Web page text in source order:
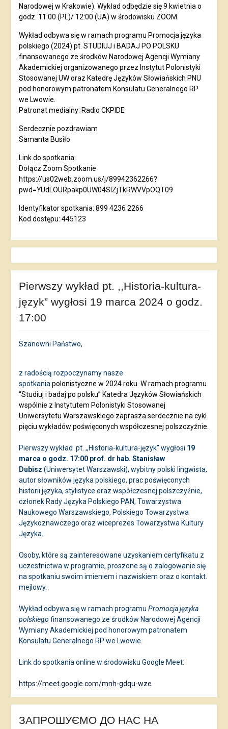
Narodowej w Krakowie). Wykład odbędzie się 9 kwietnia o
godz. 11:00 (PL)/ 12:00 (UA) w środowisku ZOOM.
Wykład odbywa się w ramach programu Promocja języka
polskiego (2024) pt. STUDIUJ i BADAJ PO POLSKU
finansowanego ze środków Narodowej Agencji Wymiany
Akademickiej organizowanego przez Instytut Polonistyki
Stosowanej UW oraz Katedrę Języków Słowiańskich PNU
pod honorowym patronatem Konsulatu Generalnego RP
we Lwowie.
Patronat medialny: Radio CKPIDE
Serdecznie pozdrawiam
Samanta Busiło
Link do spotkania:
Dołącz Zoom Spotkanie
https://us02web.zoom.us/j/89942362266?
pwd=YUdLOURpakp0UW04SlZjTkRWVVpOQT09
Identyfikator spotkania: 899 4236 2266
Kod dostępu: 445123
Pierwszy wykład pt. ,,Historia-kultura-
język” wygłosi 19 marca 2024 o godz.
17:00
Szanowni Państwo,
z radością rozpoczynamy nasze
spotkania polonistyczne w 2024 roku. W ramach programu
“Studiuj i badaj po polsku” Katedra Języków Słowiańskich
wspólnie z Instytutem Polonistyki Stosowanej
Uniwersytetu Warszawskiego zaprasza serdecznie na cykl
pięciu wykładów poświęconych współczesnej polszczyźnie.
Pierwszy wykład pt. ,,Historia-kultura-język” wygłosi 19
marca o godz. 17:00 prof. dr hab. Stanisław
Dubisz (Uniwersytet Warszawski), wybitny polski lingwista,
autor słowników języka polskiego, prac poświęconych
historii języka, stylistyce oraz współczesnej polszczyźnie,
członek Rady Języka Polskiego PAN, Towarzystwa
Naukowego Warszawskiego, Polskiego Towarzystwa
Językoznawczego oraz wiceprezes Towarzystwa Kultury
Języka.
Osoby, które są zainteresowane uzyskaniem certyfikatu z
uczestnictwa w programie, proszone są o zalogowanie się
na spotkaniu swoim imieniem i nazwiskiem oraz o kontakt.
mejlowy.
Wykład odbywa się w ramach programu Promocja języka
polskiego finansowanego ze środków Narodowej Agencji
Wymiany Akademickiej pod honorowym patronatem
Konsulatu Generalnego RP we Lwowie.
Link do spotkania online w środowisku Google Meet:
https://meet.google.com/mnh-gdqu-wze
ЗАПРОШУЄМО ДО НАС НА